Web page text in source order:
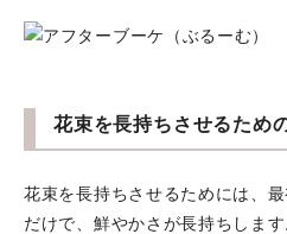
花束を長持ちさせるため
花束を長持ちさせるためには、
だけで、鮮やかさが長持ちします